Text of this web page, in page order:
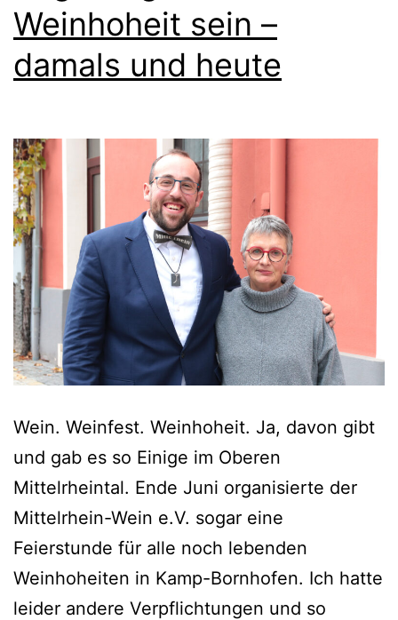
Weinhoheit sein –
damals und heute
Wein. Weinfest. Weinhoheit. Ja, davon gibt
und gab es so Einige im Oberen
Mittelrheintal. Ende Juni organisierte der
Mittelrhein-Wein e.V. sogar eine
Feierstunde für alle noch lebenden
Weinhoheiten in Kamp-Bornhofen. Ich hatte
leider andere Verpflichtungen und so